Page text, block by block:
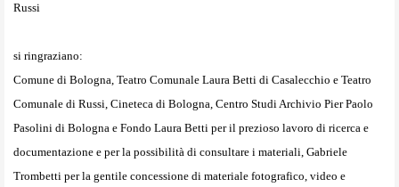
Russi
si ringraziano:
Comune di Bologna, Teatro Comunale Laura Betti di Casalecchio e Teatro
Comunale di Russi, Cineteca di Bologna, Centro Studi Archivio Pier Paolo
Pasolini di Bologna e Fondo Laura Betti per il prezioso lavoro di ricerca e
documentazione e per la possibilità di consultare i materiali, Gabriele
Trombetti per la gentile concessione di materiale fotografico, video e